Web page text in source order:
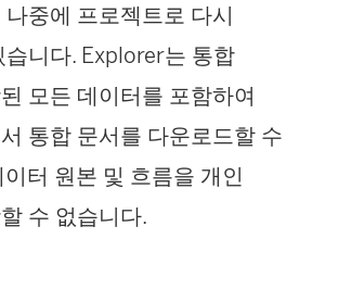
중에 프로젝트로 다시
습니다. Explorer는 통합
모든 데이터를 포함하여
통합 문서를 다운로드할 수
터 원본 및 흐름을 개인
수 없습니다.